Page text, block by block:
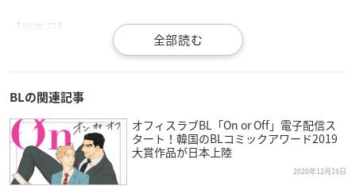
【発売日】
750円（税別）
【仕様】
B6
BLの関連記事
オフィスラブBL「On or Off」電子配信ス
タート！韓国のBLコミックアワード2019
大賞作品が日本上陸
2020年12月16日